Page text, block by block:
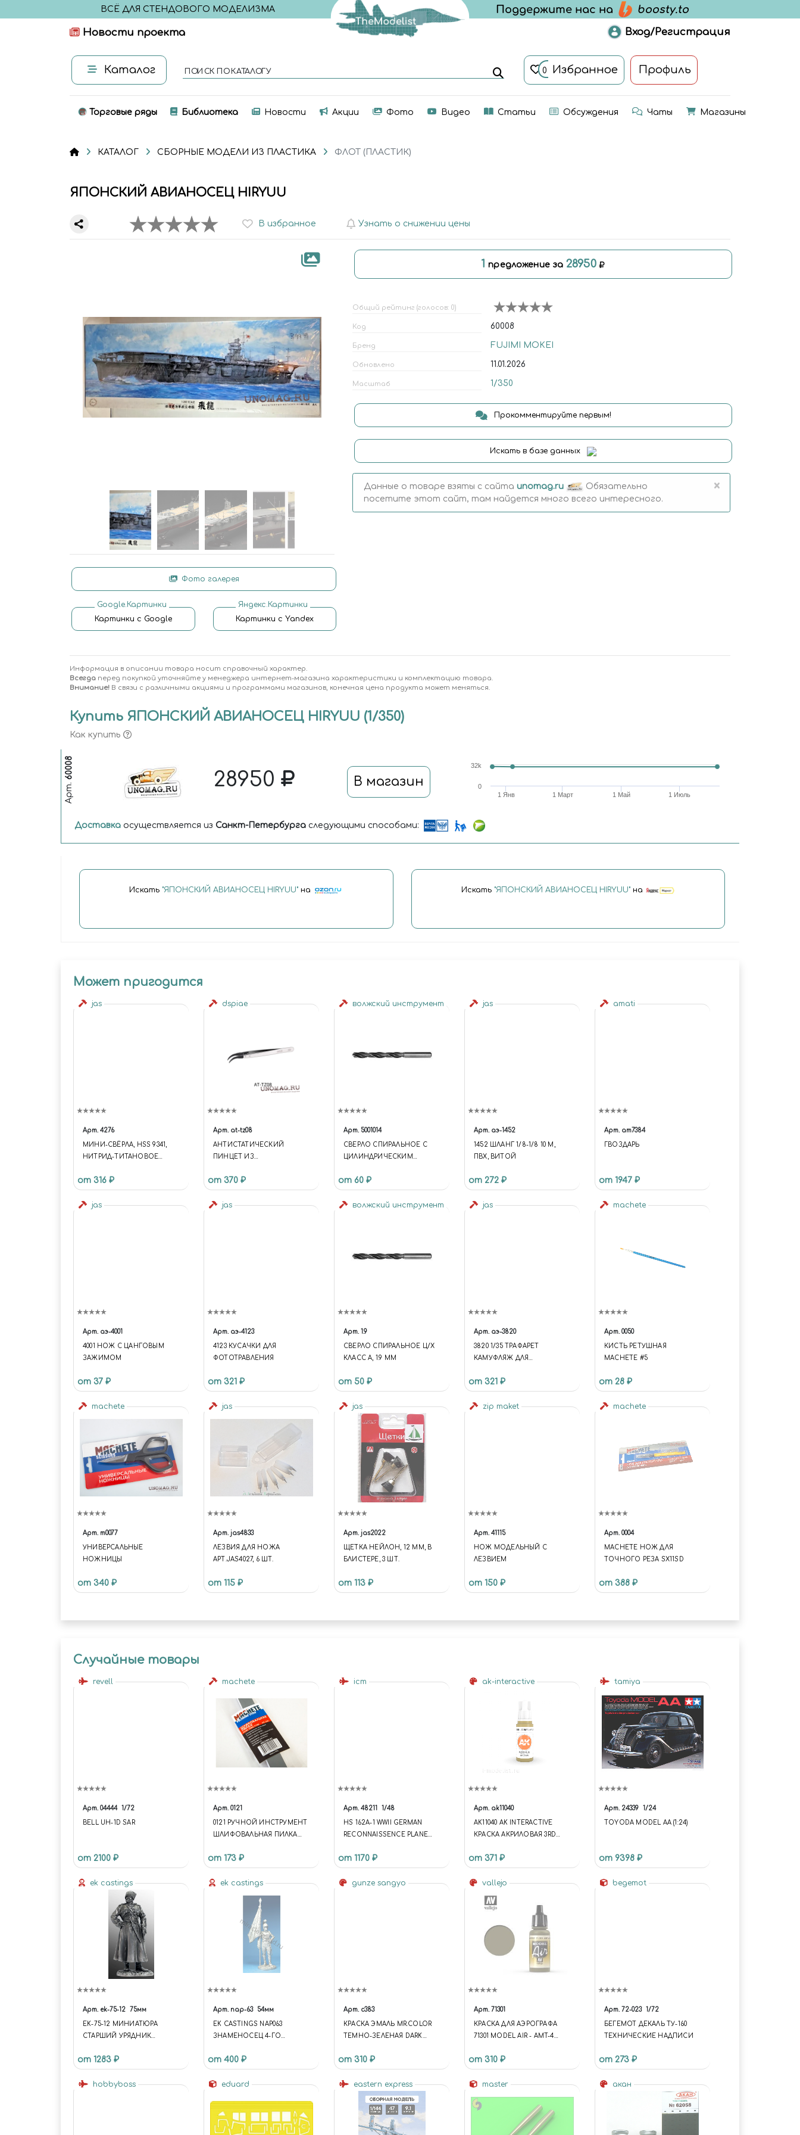
ВСЁ ДЛЯ СТЕНДОВОГО МОДЕЛИЗМА
Новости проекта Вход/Регистрация
Каталог ПОИСК ПО КАТАЛОГУ 0 Избранное Профиль
Торговые ряды Библиотека Новости Акции Фото Видео Статьи Обсуждения Чаты Магазины
КАТАЛОГ СБОРНЫЕ МОДЕЛИ ИЗ ПЛАСТИКА ФЛОТ (ПЛАСТИК)
ЯПОНСКИЙ АВИАНОСЕЦ HIRYUU
В избранное Узнать о снижении цены
Фото галерея
Google.Картинки
Картинки с Google
Яндекс.Картинки
Картинки с Yandex
1 предложение за 28950
Общий рейтинг (голосов: 0)
Код 60008
Бренд FUJIMI MOKEI
Обновлено 11.01.2026
Масштаб 1/350
Прокомментируйте первым!
Искать в базе данных
Данные о товаре взяты с сайта unomag.ru
Обязательно
посетите этот сайт, там найдется много всего интересного.
×
Информация в описании товара носит справочный характер.
Всегда перед покупкой уточняйте у менеджера интернет-магазина характеристики и комплектацию товара.
Внимание! В связи с различными акциями и программами магазинов, конечная цена продукта может меняться.
Купить ЯПОНСКИЙ АВИАНОСЕЦ HIRYUU (1/350)
Как купить
Арт.
60008 28950 В магазин
1 Янв 1 Март 1 Май 1 Июль
0
32k
Доставка осуществляется из Санкт-Петербурга следующими способами:
Искать "ЯПОНСКИЙ АВИАНОСЕЦ HIRYUU" на Искать "ЯПОНСКИЙ АВИАНОСЕЦ HIRYUU"на
Может пригодится
jas
Арт. 4276
МИНИ-СВЁРЛА, HSS 9341,
НИТРИД-ТИТАНОВОЕ
JAS 4276
от 316 ₽
dspiae
Арт. at-tz08
АНТИСТАТИЧЕСКИЙ
ПИНЦЕТ ИЗ
УГЛОВЫМ
НАКОНЕЧНИКОМ
от 370 ₽
волжский инструмент
Арт. 5001014
СВЕРЛО СПИРАЛЬНОЕ С
ЦИЛИНДРИЧЕСКИМ
от 60 ₽
jas
Арт. аэ-1452
1452 ШЛАНГ 1/8-1/8 10 М,
ПВХ, ВИТОЙ
от 272 ₽
amati
Арт. am7384
ГВОЗДАРЬ
от 1947 ₽
jas
Арт. аэ-4001
4001 НОЖ С ЦАНГОВЫМ
ЗАЖИМОМ
от 37 ₽
jas
Арт. аэ-4123
4123 КУСАЧКИ ДЛЯ
ФОТОТРАВЛЕНИЯ
от 321 ₽
волжский инструмент
Арт. 1.9
СВЕРЛО СПИРАЛЬНОЕ Ц/Х
КЛАСС А, 1.9 ММ
от 50 ₽
jas
Арт. аэ-3820
3820 1/35 ТРАФАРЕТ
КАМУФЛЯЖ ДЛЯ
от 321 ₽
machete
Арт. 0050
КИСТЬ РЕТУШНАЯ
MACHETE #5
от 28 ₽
machete
Арт. m0077
УНИВЕРСАЛЬНЫЕ
НОЖНИЦЫ
от 340 ₽
jas
Арт. jas4833
ЛЕЗВИЯ ДЛЯ НОЖА
АРТ.JAS4027, 6 ШТ.
от 115 ₽
jas
Арт. jas2022
ЩЕТКА НЕЙЛОН, 12 ММ, В
БЛИСТЕРЕ, 3 ШТ.
от 113 ₽
zip maket
Арт. 41115
НОЖ МОДЕЛЬНЫЙ С
ЛЕЗВИЕМ
от 150 ₽
machete
Арт. 0004
MACHETE НОЖ ДЛЯ
ТОЧНОГО РЕЗА SX11SD
от 388 ₽
Случайные товары
revell
Арт. 04444 1/72
BELL UH-1D SAR
от 2100 ₽
machete
Арт. 0121
0121 РУЧНОЙ ИНСТРУМЕНТ
ШЛИФОВАЛЬНАЯ ПИЛКА
от 173 ₽
icm
Арт. 48211 1/48
HS 162A-1 WWII GERMAN
RECONNAISSENCE PLANE
САМОЛЕТ РАЗВЕДЧИК, 2МВ)
от 1170 ₽
ak-interactive
Арт. ak11040
AK11040 AK INTERACTIVE
КРАСКА АКРИЛОВАЯ 3RD
YELLOW 17ML /
ПУСТЫННЫЙ ЖЕЛТЫЙ
от 371 ₽
tamiya
Арт. 24339 1/24
TOYODA MODEL AA (1:24)
от 9398 ₽
ek castings
Арт. ek-75-12 75мм
EK-75-12 МИНИАТЮРА
СТАРШИЙ УРЯДНИК
ВЕЛИЧЕСТВА КОНВОЯ.
1895Г.
от 1283 ₽
ek castings
Арт. nap-63 54мм
EK CASTINGS NAP063
ЗНАМЕНОСЕЦ 4-ГО
ФРАНКЕМОНА.
ВЮРТЕМБЕРГ, 1811-1812Г.
(54ММ.) (FUNCTION {
UNIVERSE.SITE.DIRECTORY =
'/'; UNIVERSE.TEMPLATE.ID =
'UNIVERSE_S1';
от 400 ₽
gunze sangyo
Арт. c383
КРАСКА ЭМАЛЬ MR.COLOR
ТЕМНО-ЗЕЛЕНАЯ DARK
ЯПОНИИ, 10МЛ
от 310 ₽
vallejo
Арт. 71301
КРАСКА ДЛЯ АЭРОГРАФА
71301 MODEL AIR - AMT-4
от 310 ₽
begemot
Арт. 72-023 1/72
БЕГЕМОТ ДЕКАЛЬ ТУ-160
ТЕХНИЧЕСКИЕ НАДПИСИ
от 273 ₽
hobbyboss eduard eastern express master акан